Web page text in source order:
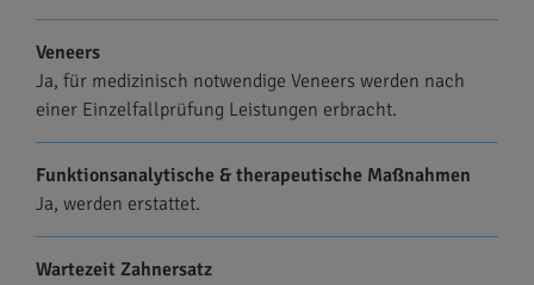
Veneers
Ja, für medizinisch notwendige Veneers werden nach
einer Einzelfallprüfung Leistungen erbracht.
Funktionsanalytische & therapeutische Maßnahmen
Ja, werden erstattet.
Wartezeit Zahnersatz